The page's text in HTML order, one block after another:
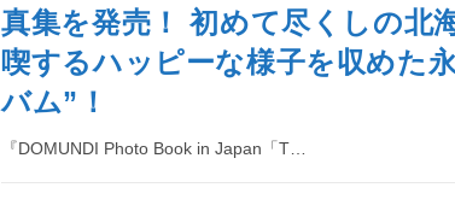
真集を発売！ 初めて尽くしの北
喫するハッピーな様子を収めた
バム”！
『DOMUNDI Photo Book in Japan「T…